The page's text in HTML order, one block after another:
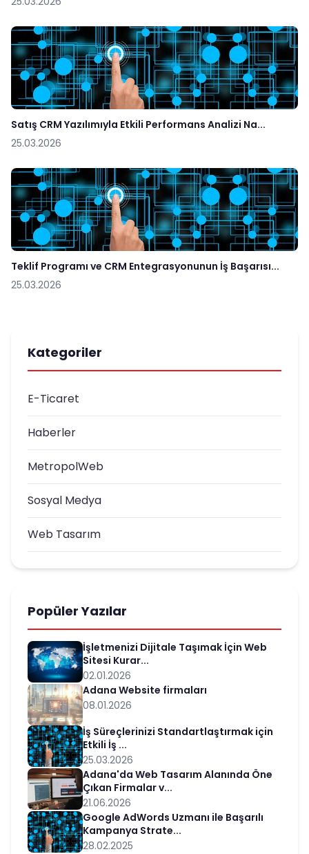
Satış CRM Yazılımıyla Etkili Performans Analizi Na...
25.03.2026
Teklif Programı ve CRM Entegrasyonunun İş Başarısı...
25.03.2026
Kategoriler
E-Ticaret
Haberler
MetropolWeb
Sosyal Medya
Web Tasarım
Popüler Yazılar
İşletmenizi Dijitale Taşımak İçin Web
Sitesi Kurar...
02.01.2026
Adana Website firmaları
08.01.2026
İş Süreçlerinizi Standartlaştırmak için
Etkili İş ...
25.03.2026
Adana'da Web Tasarım Alanında Öne
Çıkan Firmalar v...
21.06.2026
Google AdWords Uzmanı ile Başarılı
Kampanya Strate...
28.02.2025